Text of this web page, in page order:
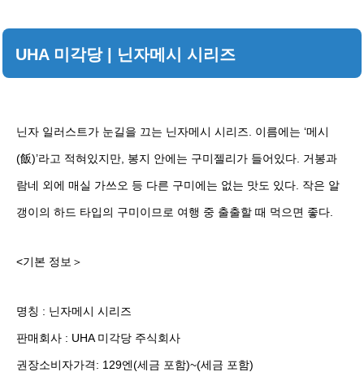
UHA 미각당 | 닌자메시 시리즈
닌자 일러스트가 눈길을 끄는 닌자메시 시리즈. 이름에는 ‘메시
(飯)’라고 적혀있지만, 봉지 안에는 구미젤리가 들어있다. 거봉과
람네 외에 매실 가쓰오 등 다른 구미에는 없는 맛도 있다. 작은 알
갱이의 하드 타입의 구미이므로 여행 중 출출할 때 먹으면 좋다.
<기본 정보＞
명칭 : 닌자메시 시리즈
판매회사 : UHA 미각당 주식회사
권장소비자가격: 129엔(세금 포함)~(세금 포함)